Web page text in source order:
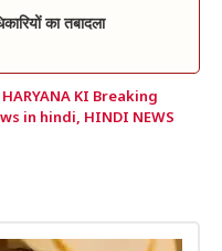
का तबादला
HARYANA KI Breaking
in hindi, HINDI NEWS